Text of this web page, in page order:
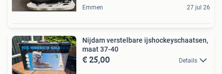
Emmen 27 jul 26
Nijdam verstelbare ijshockeyschaatsen,
maat 37-40
€ 25,00 Details